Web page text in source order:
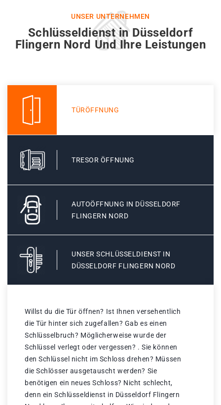
UNSER UNTERNEHMEN
Schlüsseldienst in Düsseldorf
Flingern Nord Und Ihre Leistungen
TÜRÖFFNUNG
TRESOR ÖFFNUNG
AUTOÖFFNUNG IN DÜSSELDORF
FLINGERN NORD
UNSER SCHLÜSSELDIENST IN
DÜSSELDORF FLINGERN NORD
Willst du die Tür öffnen? Ist Ihnen versehentlich
die Tür hinter sich zugefallen? Gab es einen
Schlüsselbruch? Möglicherweise wurde der
Schlüssel verlegt oder vergessen? . Sie können
den Schlüssel nicht im Schloss drehen? Müssen
die Schlösser ausgetauscht werden? Sie
benötigen ein neues Schloss? Nicht schlecht,
denn ein Schlüsseldienst in Düsseldorf Flingern